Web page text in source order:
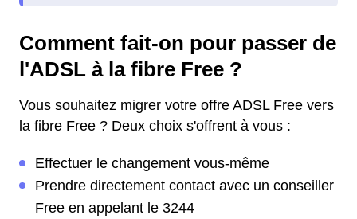
Comment fait-on pour passer de
l'ADSL à la fibre Free ?
Vous souhaitez migrer votre offre ADSL Free vers
la fibre Free ? Deux choix s'offrent à vous :
Effectuer le changement vous-même
Prendre directement contact avec un conseiller
Free en appelant le 3244